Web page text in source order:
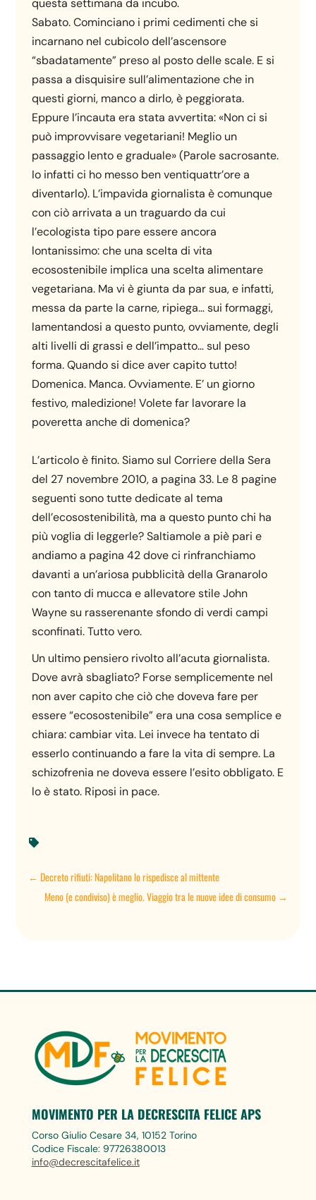
questa settimana da incubo.
Sabato. Cominciano i primi cedimenti che si
incarnano nel cubicolo dell’ascensore
“sbadatamente” preso al posto delle scale. E si
passa a disquisire sull’alimentazione che in
questi giorni, manco a dirlo, è peggiorata.
Eppure l’incauta era stata avvertita: «Non ci si
può improvvisare vegetariani! Meglio un
passaggio lento e graduale» (Parole sacrosante.
Io infatti ci ho messo ben ventiquattr’ore a
diventarlo). L’impavida giornalista è comunque
con ciò arrivata a un traguardo da cui
l’ecologista tipo pare essere ancora
lontanissimo: che una scelta di vita
ecosostenibile implica una scelta alimentare
vegetariana. Ma vi è giunta da par sua, e infatti,
messa da parte la carne, ripiega… sui formaggi,
lamentandosi a questo punto, ovviamente, degli
alti livelli di grassi e dell’impatto… sul peso
forma. Quando si dice aver capito tutto!
Domenica. Manca. Ovviamente. E’ un giorno
festivo, maledizione! Volete far lavorare la
poveretta anche di domenica?
L’articolo è finito. Siamo sul Corriere della Sera
del 27 novembre 2010, a pagina 33. Le 8 pagine
seguenti sono tutte dedicate al tema
dell’ecosostenibilità, ma a questo punto chi ha
più voglia di leggerle? Saltiamole a piè pari e
andiamo a pagina 42 dove ci rinfranchiamo
davanti a un’ariosa pubblicità della Granarolo
con tanto di mucca e allevatore stile John
Wayne su rasserenante sfondo di verdi campi
sconfinati. Tutto vero.
Un ultimo pensiero rivolto all’acuta giornalista.
Dove avrà sbagliato? Forse semplicemente nel
non aver capito che ciò che doveva fare per
essere “ecosostenibile” era una cosa semplice e
chiara: cambiar vita. Lei invece ha tentato di
esserlo continuando a fare la vita di sempre. La
schizofrenia ne doveva essere l’esito obbligato. E
lo è stato. Riposi in pace.

←Decreto rifiuti: Napolitano lo rispedisce al mittente
Meno (e condiviso) è meglio. Viaggio tra le nuove idee di consumo→
MOVIMENTO PER LA DECRESCITA FELICE APS
Corso Giulio Cesare 34, 10152 Torino
Codice Fiscale: 97726380013
info@decrescitafelice.it